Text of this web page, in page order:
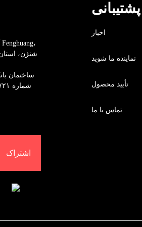
اشتراک
پشتیبانی
اخبار
نماینده ما شوید
تأیید محصول
تماس با ما